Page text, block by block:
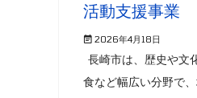
活動支援事業
2026年4月18日
長崎市は、歴史や文
食など幅広い分野で